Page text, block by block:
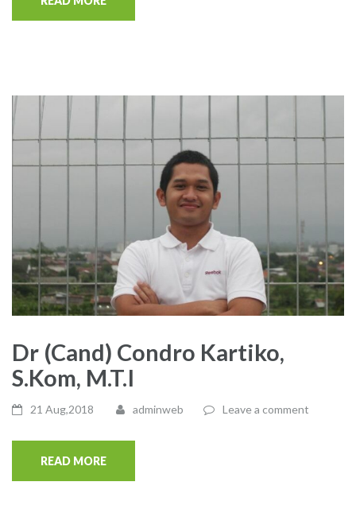
Dr (Cand) Condro Kartiko,
S.Kom, M.T.I
21 Aug,2018 adminweb Leave a comment
READ MORE